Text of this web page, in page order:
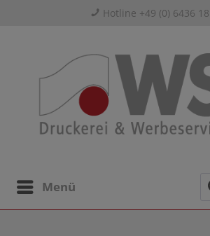
Hotline +49 (0) 6436
Menü